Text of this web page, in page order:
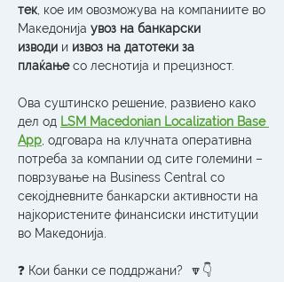
тек , кое им овозможува на компаниите во
Македонија увоз на банкарски
изводи и извоз на датотеки за
плаќање со леснотија и прецизност.
Ова суштинско решение, развиено како
дел од LSM Macedonian Localization Base
App , одговара на клучната оперативна
потреба за компании од сите големини –
поврзување на Business Central со
секојдневните банкарски активности на
најкористените финансиски институции
во Македонија.
❓ Кои банки се поддржани?  🔽👇